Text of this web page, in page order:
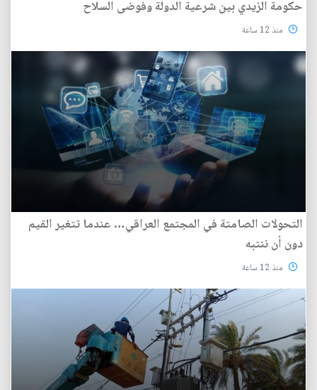
حكومة الزيدي بين شرعية الدولة وفوضى السلاح
منذ 12 ساعة
التحولات الصامتة في المجتمع العراقي… عندما تتغير القيم
دون أن ننتبه
منذ 12 ساعة